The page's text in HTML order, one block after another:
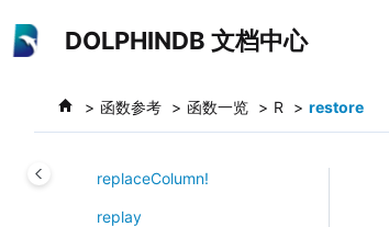
DOLPHINDB 文档中心
函数参考 函数一览 R restore
replace!
replaceColumn!
replay